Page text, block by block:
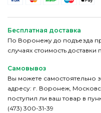
Бесплатная доставка
По Воронежу до подъезда
случаях стоимость
Самовывоз
Вы можете самостоятельно
адресу: г. Воронеж,
поступил ли ваш товар в
(473) 300-31-39